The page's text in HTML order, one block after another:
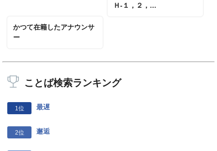
Ｈ‐１，２，…
かつて在籍したアナウンサ
ー
ことば検索ランキング
1位 最遅
2位 邂逅